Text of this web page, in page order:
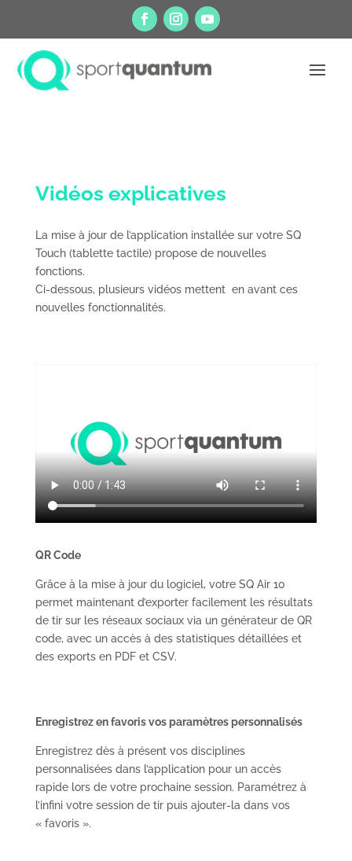
Vidéos explicatives
La mise à jour de l’application installée sur votre SQ
Touch (tablette tactile) propose de nouvelles
fonctions.
Ci-dessous, plusieurs vidéos mettent en avant ces
nouvelles fonctionnalités.
QR Code
Grâce à la mise à jour du logiciel, votre SQ Air 10
permet maintenant d’exporter facilement les résultats
de tir sur les réseaux sociaux via un générateur de QR
code, avec un accès à des statistiques détaillées et
des exports en PDF et CSV.
Enregistrez en favoris vos paramètres personnalisés
Enregistrez dès à présent vos disciplines
personnalisées dans l’application pour un accès
rapide lors de votre prochaine session. Paramétrez à
l’infini votre session de tir puis ajouter-la dans vos
« favoris ».